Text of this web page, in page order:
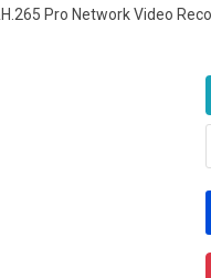
Pro Network Video